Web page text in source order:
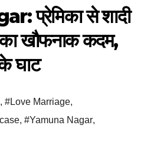
प्रेमिका से शादी
का खौफनाक कदम,
घाट
, #Love Marriage,
, #Yamuna Nagar,